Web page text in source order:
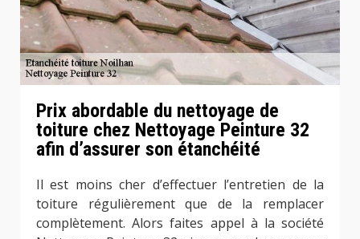
Prix abordable du nettoyage de
toiture chez Nettoyage Peinture 32
afin d’assurer son étanchéité
Il est moins cher d’effectuer l’entretien de la
toiture régulièrement que de la remplacer
complètement. Alors faites appel à la société